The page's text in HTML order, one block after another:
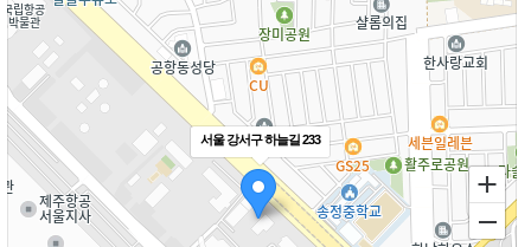
서울 강서구 하늘길 233